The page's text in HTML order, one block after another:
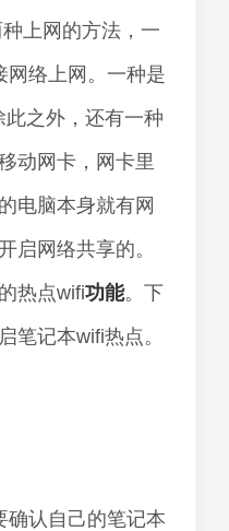
上网的方法，一
网络上网。一种是
之外，还有一种
动网卡，网卡里
电脑本身就有网
启网络共享的。
热点wifi功能。下
笔记本wifi热点。
认自己的笔记本